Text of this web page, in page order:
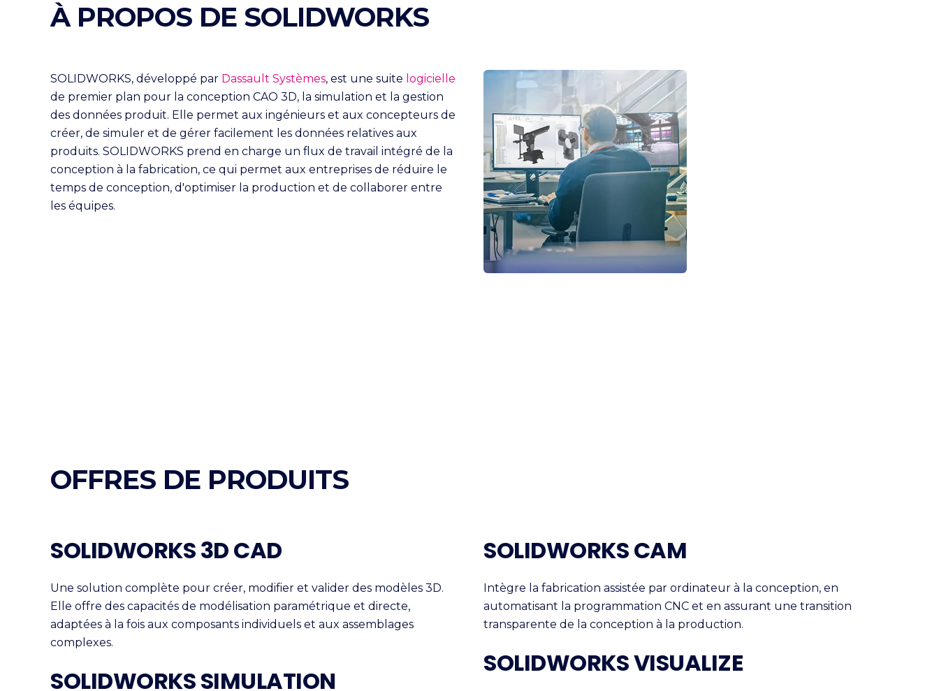
À PROPOS DE SOLIDWORKS
SOLIDWORKS, développé par Dassault Systèmes, est une suite logicielle
de premier plan pour la conception CAO 3D, la simulation et la gestion
des données produit. Elle permet aux ingénieurs et aux concepteurs de
créer, de simuler et de gérer facilement les données relatives aux
produits. SOLIDWORKS prend en charge un flux de travail intégré de la
conception à la fabrication, ce qui permet aux entreprises de réduire le
temps de conception, d'optimiser la production et de collaborer entre
les équipes.
OFFRES DE PRODUITS
SOLIDWORKS 3D CAD
Une solution complète pour créer, modifier et valider des modèles 3D.
Elle offre des capacités de modélisation paramétrique et directe,
adaptées à la fois aux composants individuels et aux assemblages
complexes.
SOLIDWORKS SIMULATION
SOLIDWORKS CAM
Intègre la fabrication assistée par ordinateur à la conception, en
automatisant la programmation CNC et en assurant une transition
transparente de la conception à la production.
SOLIDWORKS VISUALIZE